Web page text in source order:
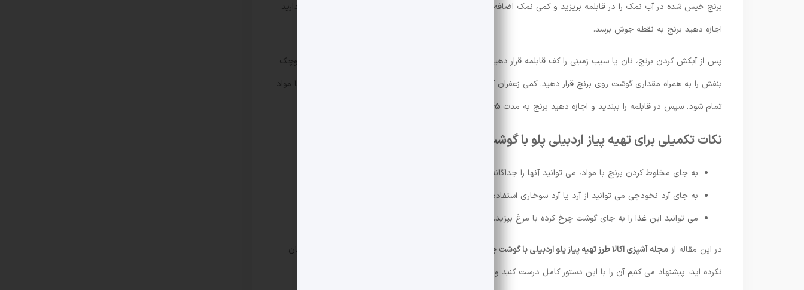
برنج خیس شده در آب نمک را در قابلمه بریزید و کمی نمک اضافه کنید. قابلمه را روی حرارت بگذارید و در حالی که کف را بردارید
اجازه دهید برنج به نقطه جوش برسد.
پس از آبکش کردن برنج، نان یا سیب زمینی را کف قابلمه قرار دهید. یک لایه برنج روی آن قرار دهید و سپس مقداری پیاز کوچک
بنفش را به همراه مقداری گوشت روی برنج قرار دهید. کمی زعفران آب شده روی مواد بریزید و این کار را لایه لایه تکرار کنید تا مواد
تمام شود. سپس در قابلمه را ببندید و اجازه دهید برنج به مدت 45 دقیقه دم بکشد.
نکات تکمیلی برای تهیه پیاز اردبیلی پلو با گوشت چرخ کرده:
به جای مخلوط کردن برنج با مواد، می توانید آنها را جداگانه سرو کنید.
به جای آرد نخودچی می توانید از آرد یا آرد سوخاری استفاده کنید.
می توانید این غذا را به جای گوشت چرخ کرده با مرغ بپزید.
در این مقاله از مجله آشپزی اکالا طرز تهیه پیاز پلو اردبیلی با گوشت چرخ کرده
ما به شما آموزش دادیم اگر هنوز این غذا را امتحان
نکرده اید، پیشنهاد می کنیم آن را با این دستور کامل درست کنید و از طعم بی نظیر آن لذت ببرید.